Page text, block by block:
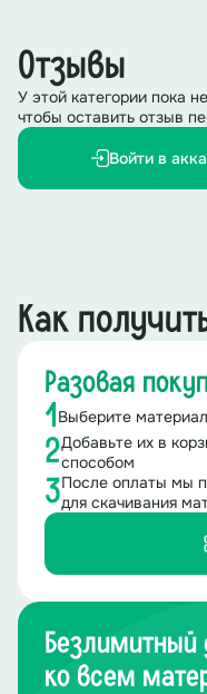
Отзывы
У этой категории пока
чтобы оставить отзыв
Войти в
Как
Разовая
1 Выберите
2Добавьте их в
способом
3После оплаты мы
для скачивания
Безлимитный
ко всем